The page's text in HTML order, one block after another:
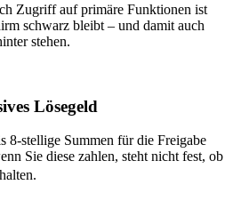
Zugriff auf primäre Funktionen ist
schwarz bleibt – und damit auch
stehen.
Lösegeld
8-stellige Summen für die Freigabe
Sie diese zahlen, steht nicht fest, ob